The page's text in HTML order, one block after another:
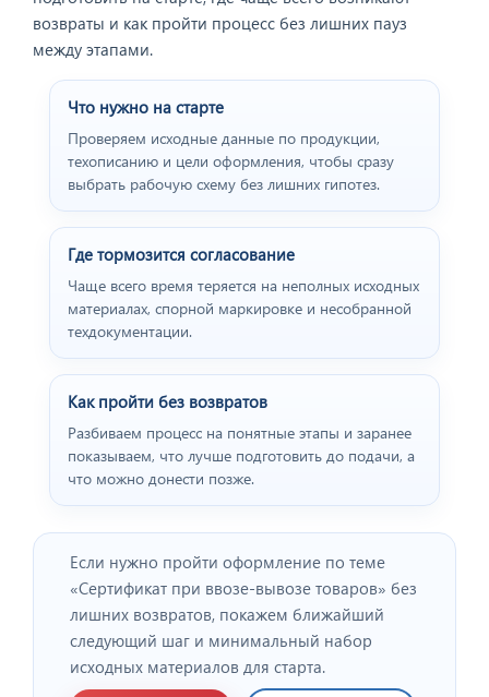
возвраты и как пройти процесс без лишних пауз
между этапами.
Что нужно на старте
Проверяем исходные данные по продукции,
техописанию и цели оформления, чтобы сразу
выбрать рабочую схему без лишних гипотез.
Где тормозится согласование
Чаще всего время теряется на неполных исходных
материалах, спорной маркировке и несобранной
техдокументации.
Как пройти без возвратов
Разбиваем процесс на понятные этапы и заранее
показываем, что лучше подготовить до подачи, а
что можно донести позже.
Если нужно пройти оформление по теме
«Cертификат при ввозе-вывозе товаров» без
лишних возвратов, покажем ближайший
следующий шаг и минимальный набор
исходных материалов для старта.